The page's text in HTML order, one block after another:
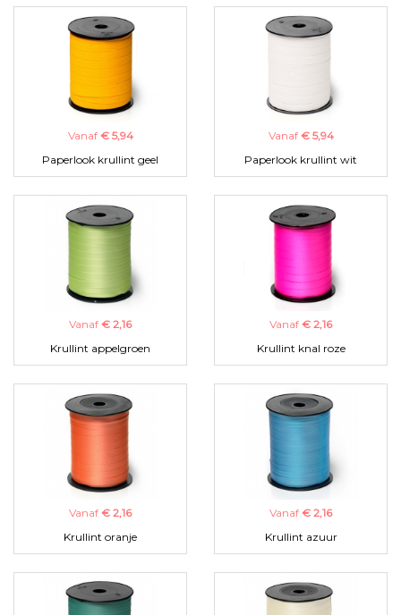
Vanaf € 5,94
Paperlook krullint geel
Vanaf € 5,94
Paperlook krullint wit
Vanaf € 2,16
Krullint appelgroen
Vanaf € 2,16
Krullint knal roze
Vanaf € 2,16
Krullint oranje
Vanaf € 2,16
Krullint azuur